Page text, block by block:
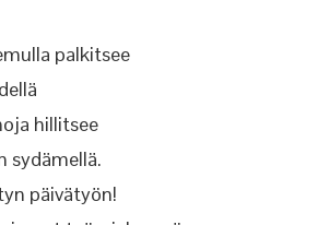
palkitsee
hillitsee
sydämellä.
päivätyön!